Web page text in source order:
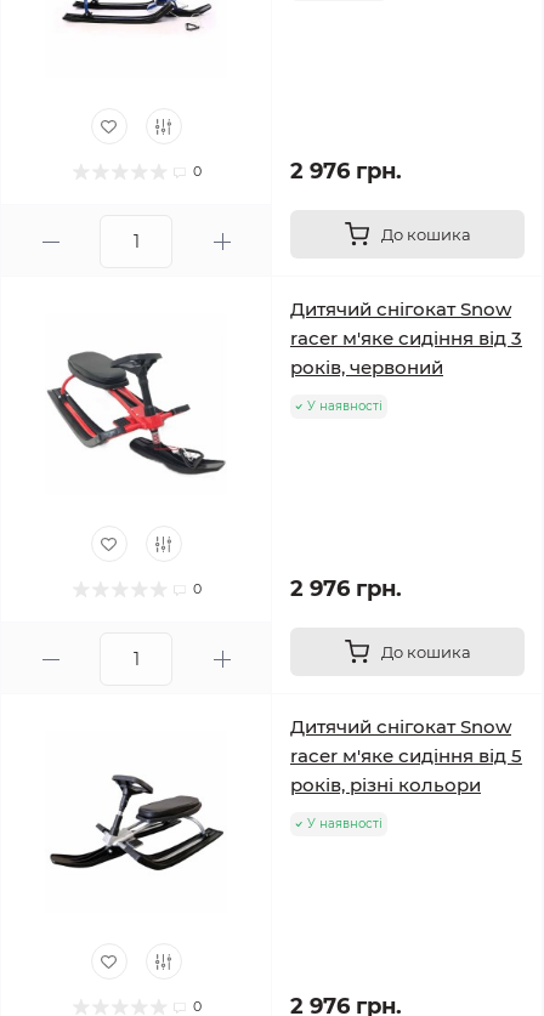
0 2 976 грн.
До кошика
0
Дитячий снігокат Snow
racer м'яке сидіння від 3
років, червоний
У наявності
2 976 грн.
До кошика
0
Дитячий снігокат Snow
racer м'яке сидіння від 5
років, різні кольори
У наявності
2 976 грн.